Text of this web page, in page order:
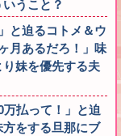
うこと？
と迫るコトメ＆ウ
月あるだろ！」味
妹を優先する夫
払って！」と迫
をする旦那にブ